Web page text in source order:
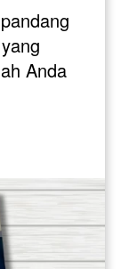
Anda